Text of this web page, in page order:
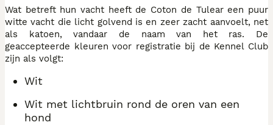
Wat betreft hun vacht heeft de Coton de Tulear een puur
witte vacht die licht golvend is en zeer zacht aanvoelt, net
als katoen, vandaar de naam van het ras. De
geaccepteerde kleuren voor registratie bij de Kennel Club
zijn als volgt:
Wit
Wit met lichtbruin rond de oren van een
hond